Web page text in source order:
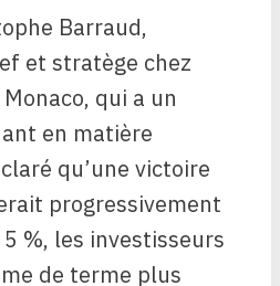
Barraud,
et stratège chez
qui a un
en matière
qu’une victoire
progressivement
%, les investisseurs
de terme plus